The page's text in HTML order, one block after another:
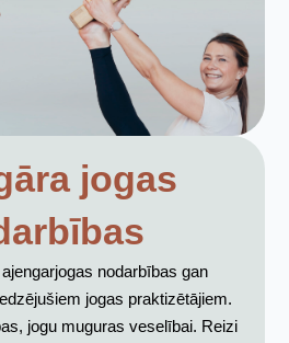
jogas
nodarbības gan
jogas praktizētājiem.
jogu muguras veselībai. Reizi